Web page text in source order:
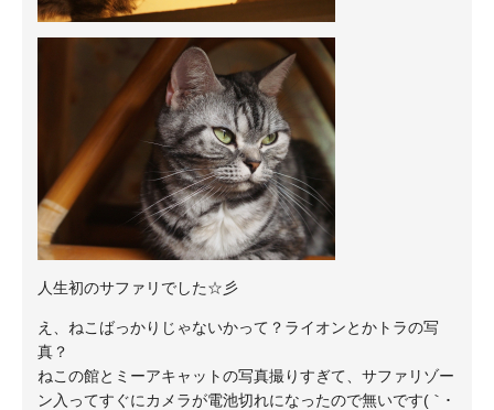
人生初のサファリでした☆彡
え、ねこばっかりじゃないかって？ライオンとかトラの写
真？
ねこの館とミーアキャットの写真撮りすぎて、サファリゾー
ン入ってすぐにカメラが電池切れになったので無いです(｀･